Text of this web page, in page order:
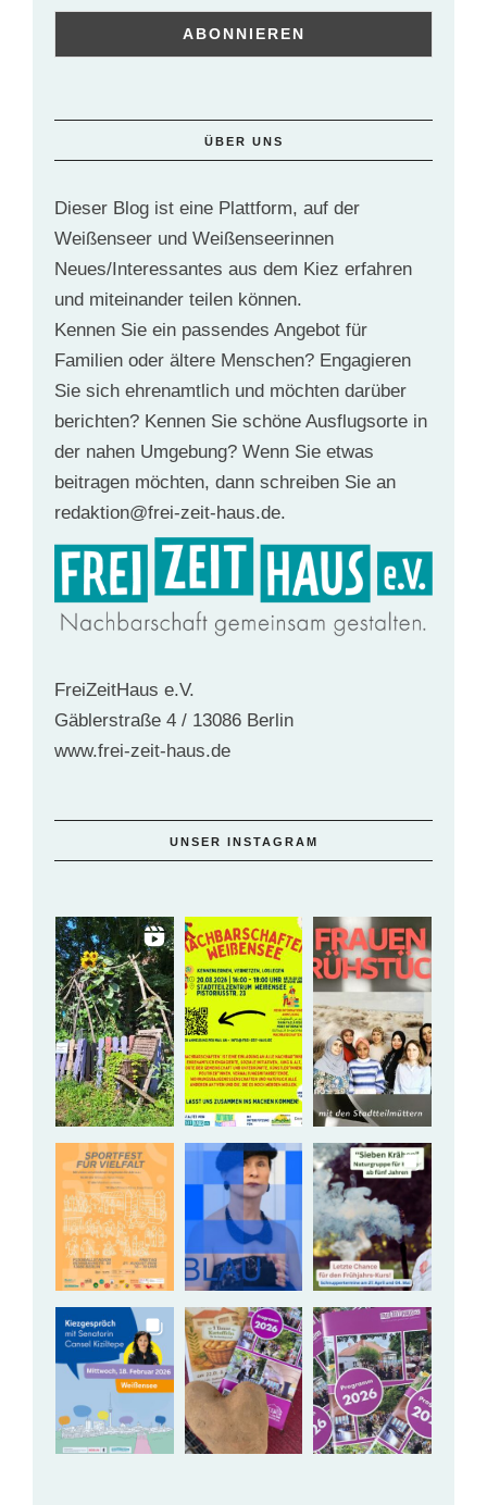
ÜBER UNS
Dieser Blog ist eine Plattform, auf der
Weißenseer und Weißenseerinnen
Neues/Interessantes aus dem Kiez erfahren
und miteinander teilen können.
Kennen Sie ein passendes Angebot für
Familien oder ältere Menschen? Engagieren
Sie sich ehrenamtlich und möchten darüber
berichten? Kennen Sie schöne Ausflugsorte in
der nahen Umgebung? Wenn Sie etwas
beitragen möchten, dann schreiben Sie an
redaktion@frei-zeit-haus.de.
FreiZeitHaus e.V.
Gäblerstraße 4 / 13086 Berlin
www.frei-zeit-haus.de
UNSER INSTAGRAM